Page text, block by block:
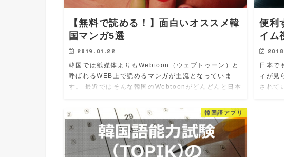
【無料で読める！】面白いオススメ韓
国マンガ5選
2019.01.22
韓国では紙媒体よりもWebtoon（ウェブトゥーン）と
呼ばれるWEB上で読めるマンガが主流となっていま
す。 最近ではそんな韓国のWebtoonがどんどんと日本
中でも本当に…
便利
イム
日本で
ィが見
されて
韓国語アプリ